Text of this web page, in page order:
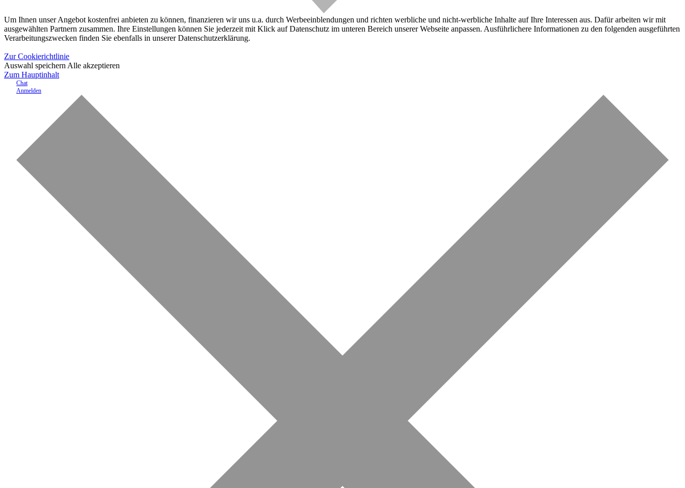
Um Ihnen unser Angebot kostenfrei anbieten zu können, finanzieren wir uns u.a. durch Werbeeinblendungen und richten werbliche und nicht-werbliche Inhalte auf Ihre Interessen aus. Dafür arbeiten wir mit
ausgewählten Partnern zusammen. Ihre Einstellungen können Sie jederzeit mit Klick auf Datenschutz im unteren Bereich unserer Webseite anpassen. Ausführlichere Informationen zu den folgenden ausgeführten
Verarbeitungszwecken finden Sie ebenfalls in unserer Datenschutzerklärung.
Zur Cookierichtlinie
Auswahl speichern Alle akzeptieren
Zum Hauptinhalt
Chat
Anmelden